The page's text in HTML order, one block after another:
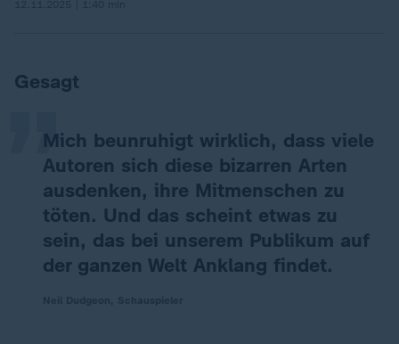
Gesagt
Mich beunruhigt wirklich, dass viele
Autoren sich diese bizarren Arten
ausdenken, ihre Mitmenschen zu
töten. Und das scheint etwas zu
sein, das bei unserem Publikum auf
der ganzen Welt Anklang findet.
„